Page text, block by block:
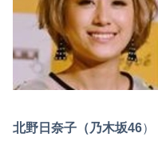
北野日奈子（乃木坂46）